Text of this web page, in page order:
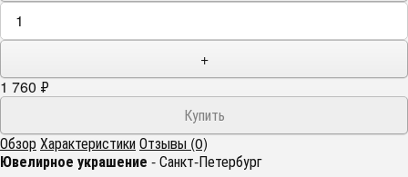
+
1 760 ₽
ОбзорХарактеристикиОтзывы (0)
Ювелирное украшение - Санкт-Петербург